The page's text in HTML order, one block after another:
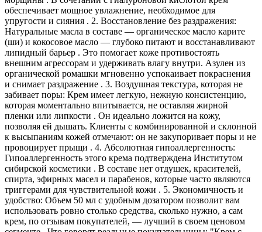
обеспечивает мощное увлажнение, необходимое для
упругости и сияния . 2. Восстановление без раздражения:
Натуральные масла в составе — органическое масло карите
(ши) и кокосовое масло — глубоко питают и восстанавливают
липидный барьер . Это помогает коже противостоять
внешним агрессорам и удерживать влагу внутри. Азулен из
органической ромашки мгновенно успокаивает покраснения
и снимает раздражение . 3. Воздушная текстура, которая не
забивает поры: Крем имеет легкую, нежную консистенцию,
которая моментально впитывается, не оставляя жирной
пленки или липкости . Он идеально ложится на кожу,
позволяя ей дышать. Клиенты с комбинированной и склонной
к высыпаниям кожей отмечают: он не закупоривает поры и не
провоцирует прыщи . 4. Абсолютная гипоаллергенность:
Гипоаллергенность этого крема подтверждена Институтом
сибирской косметики . В составе нет отдушек, красителей,
спирта, эфирных масел и парабенов, которые часто являются
триггерами для чувствительной кожи . 5. Экономичность и
удобство: Объем 50 мл с удобным дозатором позволит вам
использовать ровно столько средства, сколько нужно, а сам
крем, по отзывам покупателей, — лучший в своем ценовом